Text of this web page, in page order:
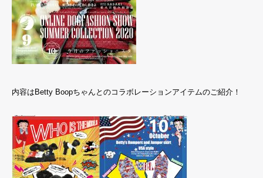
内容はBetty Boopちゃんとのコラボレーションアイテムのご紹介！